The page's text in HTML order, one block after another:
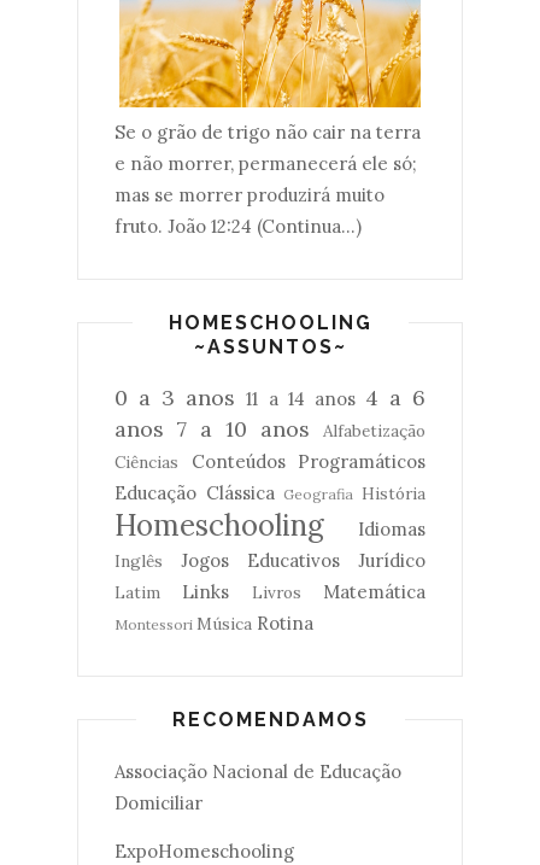
Se o grão de trigo não cair na terra
e não morrer, permanecerá ele só;
mas se morrer produzirá muito
fruto. João 12:24 (Continua...)
HOMESCHOOLING
~ASSUNTOS~
0 a 3 anos 11 a 14 anos 4 a 6
anos 7 a 10 anos
Alfabetização
Ciências
Conteúdos Programáticos
Educação Clássica Geografia História
Homeschooling Idiomas
Inglês Jogos Educativos Jurídico
Latim Links Livros Matemática
Montessori Música Rotina
RECOMENDAMOS
Associação Nacional de Educação
Domiciliar
ExpoHomeschooling